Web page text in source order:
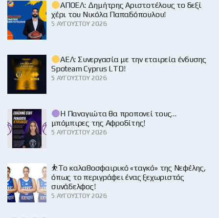
ΑΠΟΕΛ: Δημήτρης Αριστοτέλους το δεξί
χέρι του Νικόλα Παπαδόπουλου!
5 ΑΥΓΟΎΣΤΟΥ 2026
ΑΕΛ: Συνεργασία με την εταιρεία ένδυσης
Spoteam Cyprus LTD!
5 ΑΥΓΟΎΣΤΟΥ 2026
Η Παναγιώτα θα προπονεί τους…
μπόμπιρες της Αφροδίτης!
5 ΑΥΓΟΎΣΤΟΥ 2026
⛹️‍Το καλαθοσφαιρικό «ταγκό» της Νεφέλης,
όπως το περιγράφει ένας ξεχωριστός
συνάδελφος!
5 ΑΥΓΟΎΣΤΟΥ 2026